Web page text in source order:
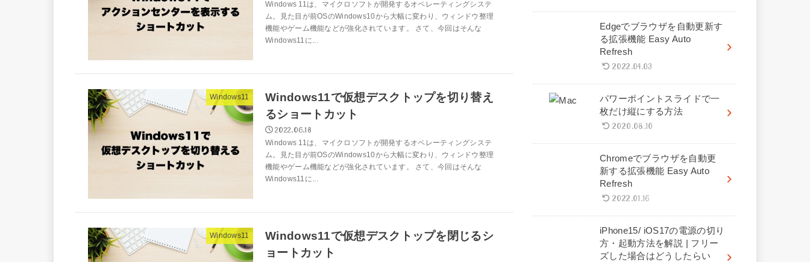
Windows 11は、マイクロソフトが開発するオペレーティングシステ
ム。見た目が前OSのWindows10から大幅に変わり、ウィンドウ整理
機能やゲーム機能などが強化されています。 さて、今回はそんな
Windows11に...
Windows11
Windows11で仮想デスクトップを切り替え
るショートカット
2022.06.18
Windows 11は、マイクロソフトが開発するオペレーティングシステ
ム。見た目が前OSのWindows10から大幅に変わり、ウィンドウ整理
機能やゲーム機能などが強化されています。 さて、今回はそんな
Windows11に...
Windows11
Windows11で仮想デスクトップを閉じるシ
ョートカット
Edgeでブラウザを自動更新す
る拡張機能 Easy Auto
Refresh
2022.04.03
パワーポイントスライドで一
枚だけ縦にする方法
2020.08.10
Chromeでブラウザを自動更
新する拡張機能 Easy Auto
Refresh
2022.01.16
iPhone15/ iOS17の電源の切り
方・起動方法を解説 | フリー
ズした場合はどうしたらい